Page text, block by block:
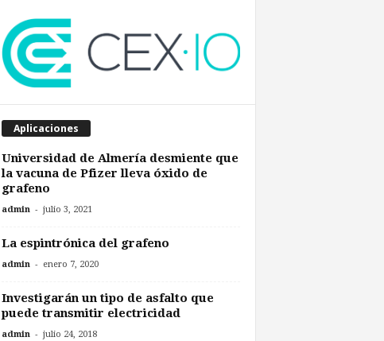
Aplicaciones
Universidad de Almería desmiente que
la vacuna de Pfizer lleva óxido de
grafeno
admin - julio 3, 2021
La espintrónica del grafeno
admin - enero 7, 2020
Investigarán un tipo de asfalto que
puede transmitir electricidad
admin - julio 24, 2018